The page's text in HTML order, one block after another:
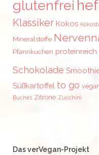
glutenfrei
Klassiker Kokos
Mineralstoffe
Pfannkuchen proteinreich
Schokolade
Süßkartoffel to go
Buches Zitrone Zucchini
Das verVegan-Projekt